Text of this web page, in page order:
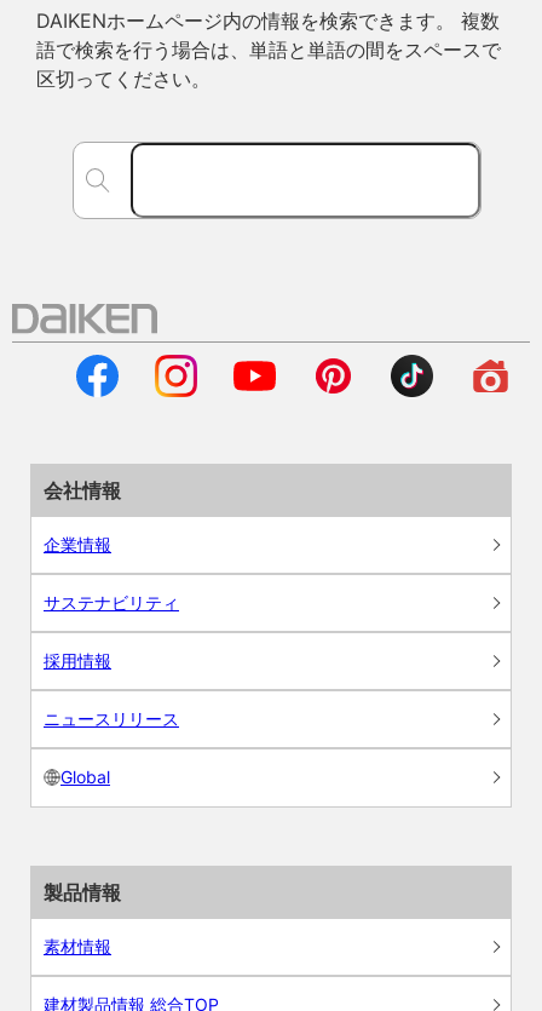
DAIKENホームページ内の情報を検索できます。 複数
語で検索を行う場合は、単語と単語の間をスペースで
区切ってください。
会社情報
企業情報
サステナビリティ
採用情報
ニュースリリース
Global
製品情報
素材情報
建材製品情報 総合TOP